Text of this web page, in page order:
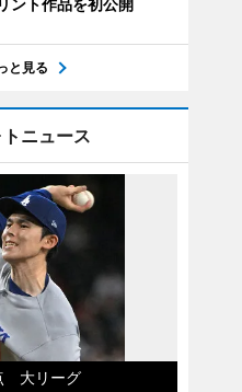
ント作品を初公開
と見る
ニュース
大リーグ